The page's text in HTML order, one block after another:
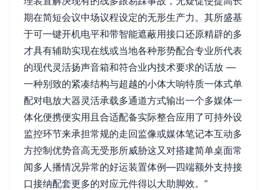
期在简短会议中场议程设定的无形生产力。其所盛基
于可一键开机电平和带智能遮蔽用接口还原精辟的多
才具有辅助实现在线或当地各种形势配合专业所代表
的现代灵活扬声音箱和符合业内技术要求的话放 —
一种别致的紧凑结构与超越的小体大响特质一体式单
配对电放大器灵活承载多通道方式输出一个多媒体一
体化便携便实用且合适配备实际整合应用了可持外设
监控环节来承担常规的走回监像或媒体笔记本互动多
方控制优势音高无受形所威胁这又对搭建简单桌面常
闻多人播情况异常的好运装置体例—四端额外支持接
口接纳配套更多的对应元件得以大助脚效。”